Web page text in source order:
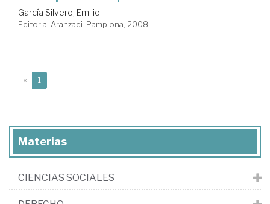
García Silvero, Emilio
Editorial Aranzadi. Pamplona, 2008
« 1
Materias
CIENCIAS SOCIALES